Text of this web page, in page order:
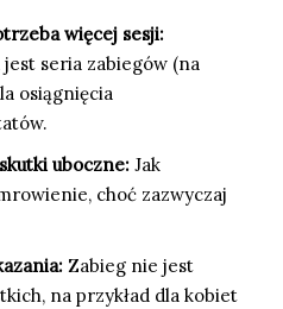
więcej sesji:
seria zabiegów (na
osiągnięcia
uboczne: Jak
choć zazwyczaj
Zabieg nie jest
na przykład dla kobiet